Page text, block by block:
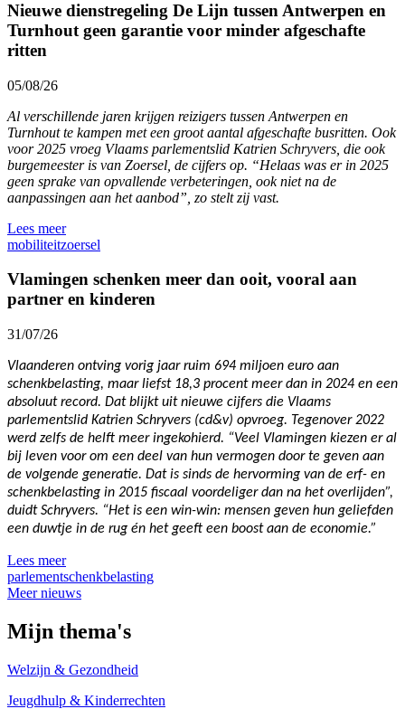
Nieuwe dienstregeling De Lijn tussen Antwerpen en
Turnhout geen garantie voor minder afgeschafte
ritten
05/08/26
Al verschillende jaren krijgen reizigers tussen Antwerpen en
Turnhout te kampen met een groot aantal afgeschafte busritten. Ook
voor 2025 vroeg Vlaams parlementslid Katrien Schryvers, die ook
burgemeester is van Zoersel, de cijfers op. “Helaas was er in 2025
geen sprake van opvallende verbeteringen, ook niet na de
aanpassingen aan het aanbod”, zo stelt zij vast.
Lees meer
mobiliteitzoersel
Vlamingen schenken meer dan ooit, vooral aan
partner en kinderen
31/07/26
Vlaanderen ontving vorig jaar ruim 694 miljoen euro aan
schenkbelasting, maar liefst 18,3 procent meer dan in 2024 en een
absoluut record. Dat blijkt uit nieuwe cijfers die Vlaams
parlementslid Katrien Schryvers (cd&v) opvroeg. Tegenover 2022
werd zelfs de helft meer ingekohierd. “Veel Vlamingen kiezen er al
bij leven voor om een deel van hun vermogen door te geven aan
de volgende generatie. Dat is sinds de hervorming van de erf- en
schenkbelasting in 2015 fiscaal voordeliger dan na het overlijden”,
duidt Schryvers. “Het is een win-win: mensen geven hun geliefden
een duwtje in de rug én het geeft een boost aan de economie.”
Lees meer
parlementschenkbelasting
Meer nieuws
Mijn thema's
Welzijn & Gezondheid
Jeugdhulp & Kinderrechten